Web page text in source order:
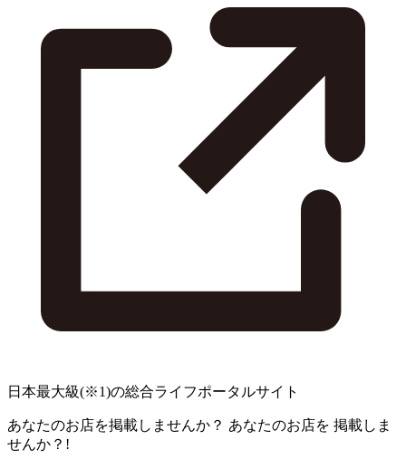
日本最大級(※1)の総合ライフポータルサイト
あなたのお店を掲載しませんか？ あなたのお店を 掲載しま
せんか？!